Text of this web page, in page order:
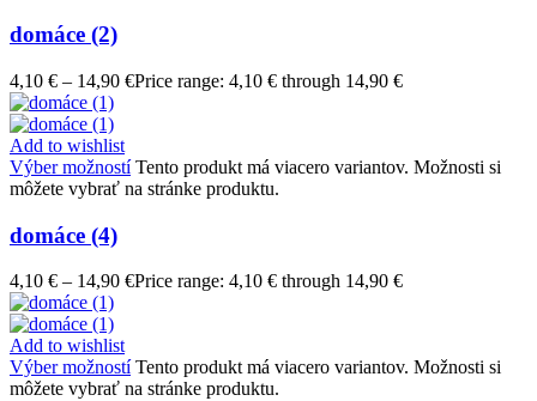
domáce (2)
4,10 € – 14,90 €Price range: 4,10 € through 14,90 €
Add to wishlist
Výber možností Tento produkt má viacero variantov. Možnosti si
môžete vybrať na stránke produktu.
domáce (4)
4,10 € – 14,90 €Price range: 4,10 € through 14,90 €
Add to wishlist
Výber možností Tento produkt má viacero variantov. Možnosti si
môžete vybrať na stránke produktu.